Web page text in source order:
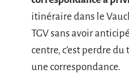
itinéraire dans le
TGV sans avoir
centre, c’est perdre
une correspondance.